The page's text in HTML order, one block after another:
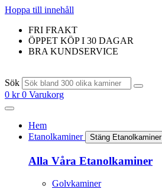
Hoppa till innehåll
FRI FRAKT
ÖPPET KÖP I 30 DAGAR
BRA KUNDSERVICE
Sök
0 kr 0 Varukorg
Hem
Etanolkaminer
Stäng Etanolkaminer
Alla Våra Etanolkaminer
Golvkaminer